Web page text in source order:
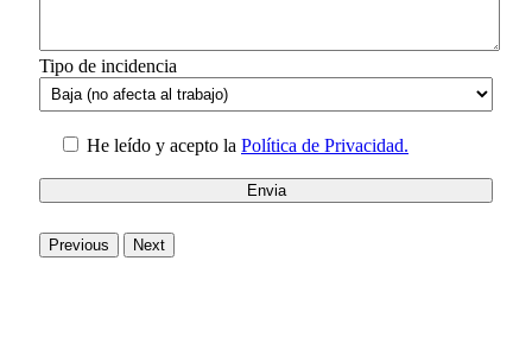
Tipo de incidencia
He leído y acepto la Política de Privacidad.
Previous Next